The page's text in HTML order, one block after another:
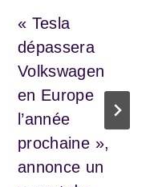
« Tesla
dépassera
Volkswagen
en Europe
l’année
prochaine »,
annonce un